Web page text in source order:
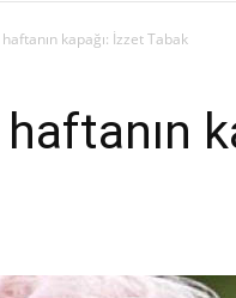
kapağı: İzzet Tabak